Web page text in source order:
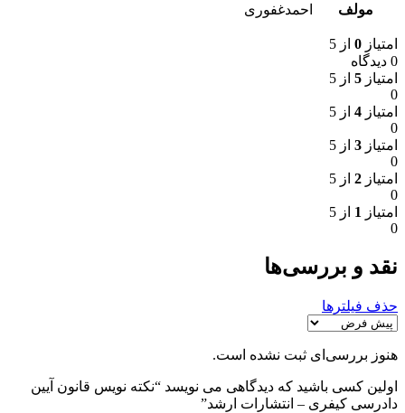
مولف احمدغفوری
امتیاز 0 از 5
0 دیدگاه
امتیاز 5 از 5
0
امتیاز 4 از 5
0
امتیاز 3 از 5
0
امتیاز 2 از 5
0
امتیاز 1 از 5
0
نقد و بررسی‌ها
حذف فیلترها
هنوز بررسی‌ای ثبت نشده است.
اولین کسی باشید که دیدگاهی می نویسد “نکته نویس قانون آیین
دادرسی کیفری – انتشارات ارشد”